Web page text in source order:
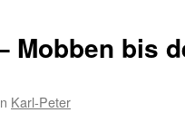
Mobben bis
Karl-Peter